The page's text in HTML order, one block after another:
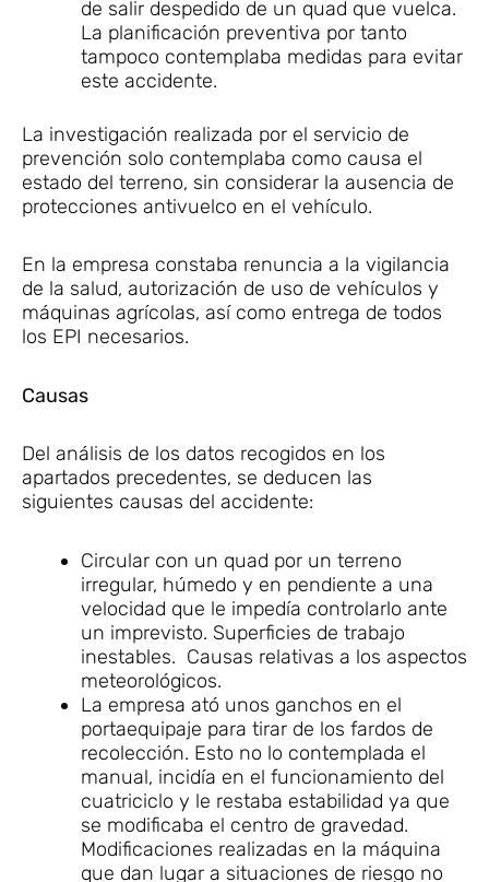
de salir despedido de un quad que vuelca.
La planificación preventiva por tanto
tampoco contemplaba medidas para evitar
este accidente.
La investigación realizada por el servicio de
prevención solo contemplaba como causa el
estado del terreno, sin considerar la ausencia de
protecciones antivuelco en el vehículo.
En la empresa constaba renuncia a la vigilancia
de la salud, autorización de uso de vehículos y
máquinas agrícolas, así como entrega de todos
los EPI necesarios.
Causas
Del análisis de los datos recogidos en los
apartados precedentes, se deducen las
siguientes causas del accidente:
Circular con un quad por un terreno
irregular, húmedo y en pendiente a una
velocidad que le impedía controlarlo ante
un imprevisto. Superficies de trabajo
inestables. Causas relativas a los aspectos
meteorológicos.
La empresa ató unos ganchos en el
portaequipaje para tirar de los fardos de
recolección. Esto no lo contemplada el
manual, incidía en el funcionamiento del
cuatriciclo y le restaba estabilidad ya que
se modificaba el centro de gravedad.
Modificaciones realizadas en la máquina
que dan lugar a situaciones de riesgo no